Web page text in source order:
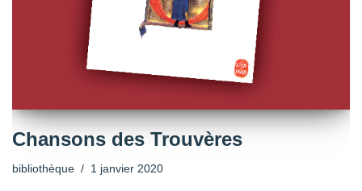
Chansons des Trouvères
bibliothèque 1 janvier 2020